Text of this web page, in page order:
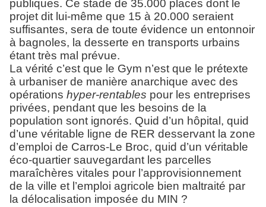
publiques. Ce stade de 35.000 places dont le
projet dit lui-même que 15 à 20.000 seraient
suffisantes, sera de toute évidence un entonnoir
à bagnoles, la desserte en transports urbains
étant très mal prévue.
La vérité c’est que le Gym n’est que le prétexte
à urbaniser de manière anarchique avec des
opérations hyper-rentables pour les entreprises
privées, pendant que les besoins de la
population sont ignorés. Quid d’un hôpital, quid
d’une véritable ligne de RER desservant la zone
d’emploi de Carros-Le Broc, quid d’un véritable
éco-quartier sauvegardant les parcelles
maraîchères vitales pour l’approvisionnement
de la ville et l’emploi agricole bien maltraité par
la délocalisation imposée du MIN ?